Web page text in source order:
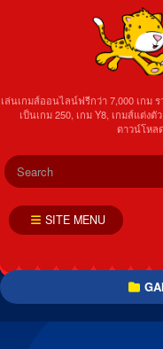
เล่นเกมส์ออนไลน์ฟรีกว่า 7,000 เกม
เป็นเกม 250, เกม Y8, เกมส์แต่ง
ดาวน์โห
SITE MENU